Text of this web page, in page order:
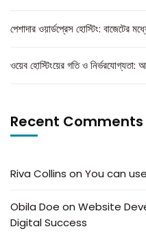
পেশাদার ওয়ার্ডপ্রেস হোস্টিং: বাজেটের
ওয়েব হোস্টিংয়ের গতি ও নির্ভরযোগ্যতা:
Recent Comments
Riva Collins on You can
Obila Doe on Website
Digital Success